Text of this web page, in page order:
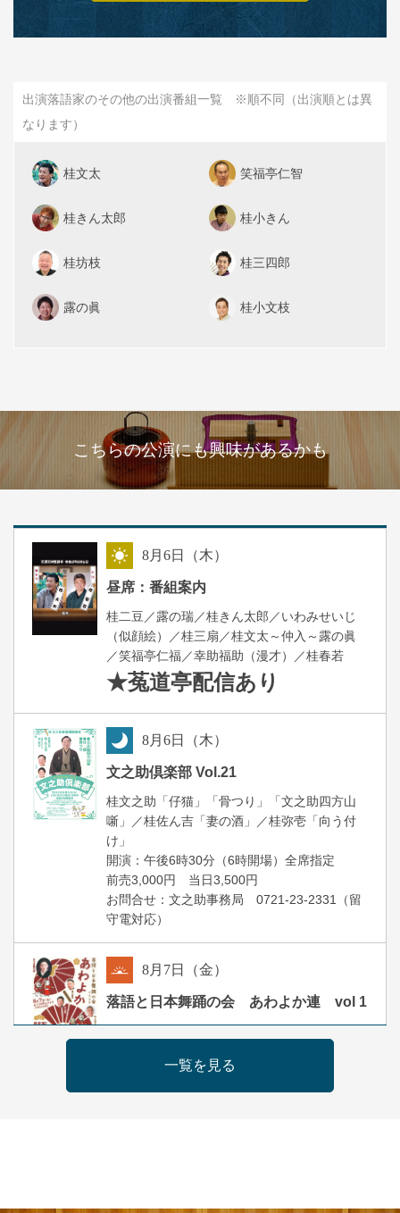
出演落語家のその他の出演番組一覧 ※順不同（出演順とは異
なります）
桂文太 笑福亭仁智
桂きん太郎 桂小きん
桂坊枝 桂三四郎
露の眞 桂小文枝
こちらの公演にも興味があるかも
8月6日（木）
昼席：番組案内
桂二豆／露の瑞／桂きん太郎／いわみせいじ
（似顔絵）／桂三扇／桂文太～仲入～露の眞
／笑福亭仁福／幸助福助（漫才）／桂春若
★菟道亭配信あり
8月6日（木）
文之助倶楽部 Vol.21
桂文之助「仔猫」「骨つり」「文之助四方山
噺」／桂佐ん吉「妻の酒」／桂弥壱「向う付
け」
開演：午後6時30分（6時開場）全席指定
前売3,000円 当日3,500円
お問合せ：文之助事務局 0721-23-2331（留
守電対応）
8月 7日（金）
落語と日本舞踊の会 あわよか連 vol 1
開演：午前10時（9時30分開場）
前売2,500円 当日3,000円
一覧を見る